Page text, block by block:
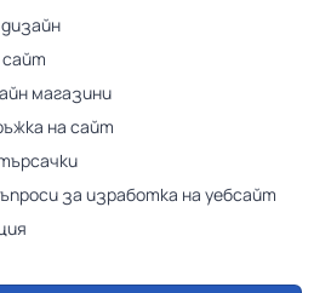
сайт
магазини
на сайт
за изработка на уебсайт